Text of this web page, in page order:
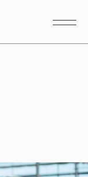
メニ